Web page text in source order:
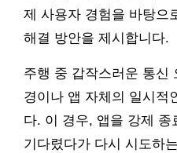
제 사용자 경험을 바탕으
해결 방안을 제시합니다.
주행 중 갑작스러운 통신
경이나 앱 자체의 일시적
다. 이 경우, 앱을 강제 종
기다렸다가 다시 시도하